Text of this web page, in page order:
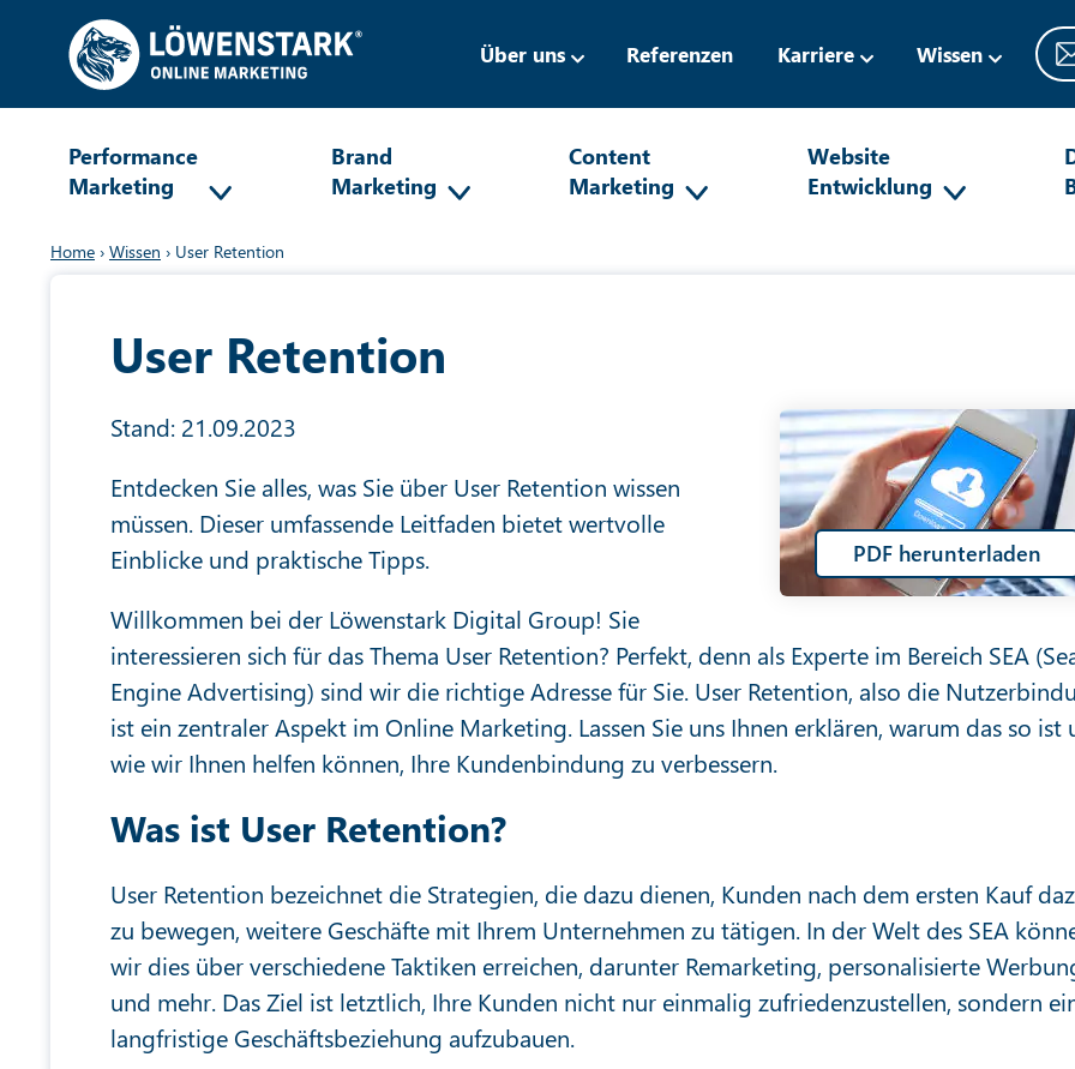
Über uns Referenzen Karriere Wissen
Performance
Marketing
Brand
Marketing
Content
Marketing
Website
Entwicklung
Home › Wissen › User Retention
User Retention
PDF herunterladen
Stand: 21.09.2023
Entdecken Sie alles, was Sie über User Retention wissen
müssen. Dieser umfassende Leitfaden bietet wertvolle
Einblicke und praktische Tipps.
Willkommen bei der Löwenstark Digital Group! Sie
interessieren sich für das Thema User Retention? Perfekt, denn als Experte im Bereich SEA
Engine Advertising) sind wir die richtige Adresse für Sie. User Retention, also die
ist ein zentraler Aspekt im Online Marketing. Lassen Sie uns Ihnen erklären, warum das so ist
wie wir Ihnen helfen können, Ihre Kundenbindung zu verbessern.
Was ist User Retention?
User Retention bezeichnet die Strategien, die dazu dienen, Kunden nach dem ersten Kauf
zu bewegen, weitere Geschäfte mit Ihrem Unternehmen zu tätigen. In der Welt des SEA
wir dies über verschiedene Taktiken erreichen, darunter Remarketing, personalisierte
und mehr. Das Ziel ist letztlich, Ihre Kunden nicht nur einmalig zufriedenzustellen, sondern
langfristige Geschäftsbeziehung aufzubauen.